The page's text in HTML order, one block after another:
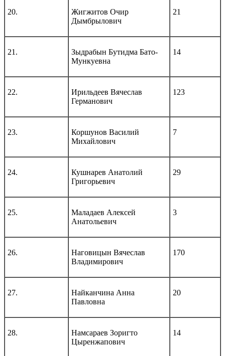
20.
Жигжитов Очир
Дымбрылович
21
21.
Зыдрабын Бутидма Бато-
Мункуевна
14
22.
Ирильдеев Вячеслав
Германович
123
23.
Коршунов Василий
Михайлович
7
24.
Кушнарев Анатолий
Григорьевич
29
25.
Маладаев Алексей
Анатольевич
3
26.
Наговицын Вячеслав
Владимирович
170
27.
Найканчина Анна
Павловна
20
28.
Намсараев Зоригто
Цыренжапович
14